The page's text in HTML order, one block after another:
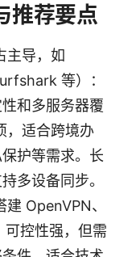
推荐要点
主导，如
等）：
和多服务器覆
，适合跨境办
护等需求。长
多设备同步。
OpenVPN、
控性强，但需